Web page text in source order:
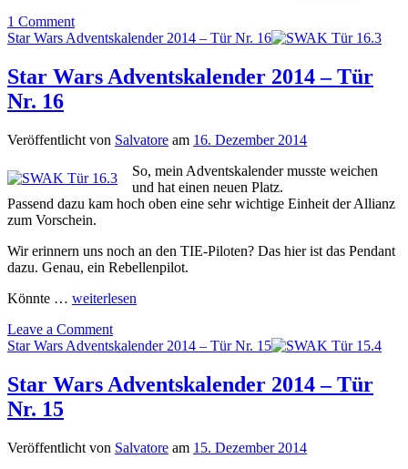
1 Comment
Star Wars Adventskalender 2014 – Tür Nr. 16
Star Wars Adventskalender 2014 – Tür
Nr. 16
Veröffentlicht von Salvatore am 16. Dezember 2014
So, mein Adventskalender musste weichen
und hat einen neuen Platz.
Passend dazu kam hoch oben eine sehr wichtige Einheit der Allianz
zum Vorschein.
Wir erinnern uns noch an den TIE-Piloten? Das hier ist das Pendant
dazu. Genau, ein Rebellenpilot.
Könnte … weiterlesen
Leave a Comment
Star Wars Adventskalender 2014 – Tür Nr. 15
Star Wars Adventskalender 2014 – Tür
Nr. 15
Veröffentlicht von Salvatore am 15. Dezember 2014